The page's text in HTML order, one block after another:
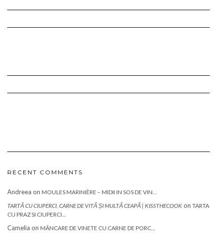
RECENT COMMENTS
Andreea on MOULES MARINIÈRE – MIDII IN SOS DE VIN…
TARTĂ CU CIUPERCI, CARNE DE VITĂ ȘI MULTĂ CEAPĂ | KISSTHECOOK on TARTA
CU PRAZ SI CIUPERCI…
Camelia on MÂNCARE DE VINETE CU CARNE DE PORC…